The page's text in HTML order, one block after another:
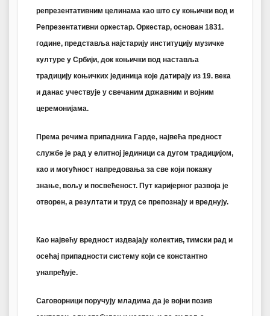
репрезентативним целинама као што су коњички вод и
Репрезентативни оркестар. Оркестар, основан 1831.
године, представља најстарију институцију музичке
културе у Србији, док коњички вод наставља
традицију коњичких јединица које датирају из 19. века
и данас учествује у свечаним државним и војним
церемонијама.
Према речима припадника Гарде, највећа предност
службе је рад у елитној јединици са дугом традицијом,
као и могућност напредовања за све који покажу
знање, вољу и посвећеност. Пут каријерног развоја је
отворен, а резултати и труд се препознају и вреднују.
Као највећу вредност издвајају колектив, тимски рад и
осећај припадности систему који се константно
унапређује.
Саговорници поручују младима да је војни позив